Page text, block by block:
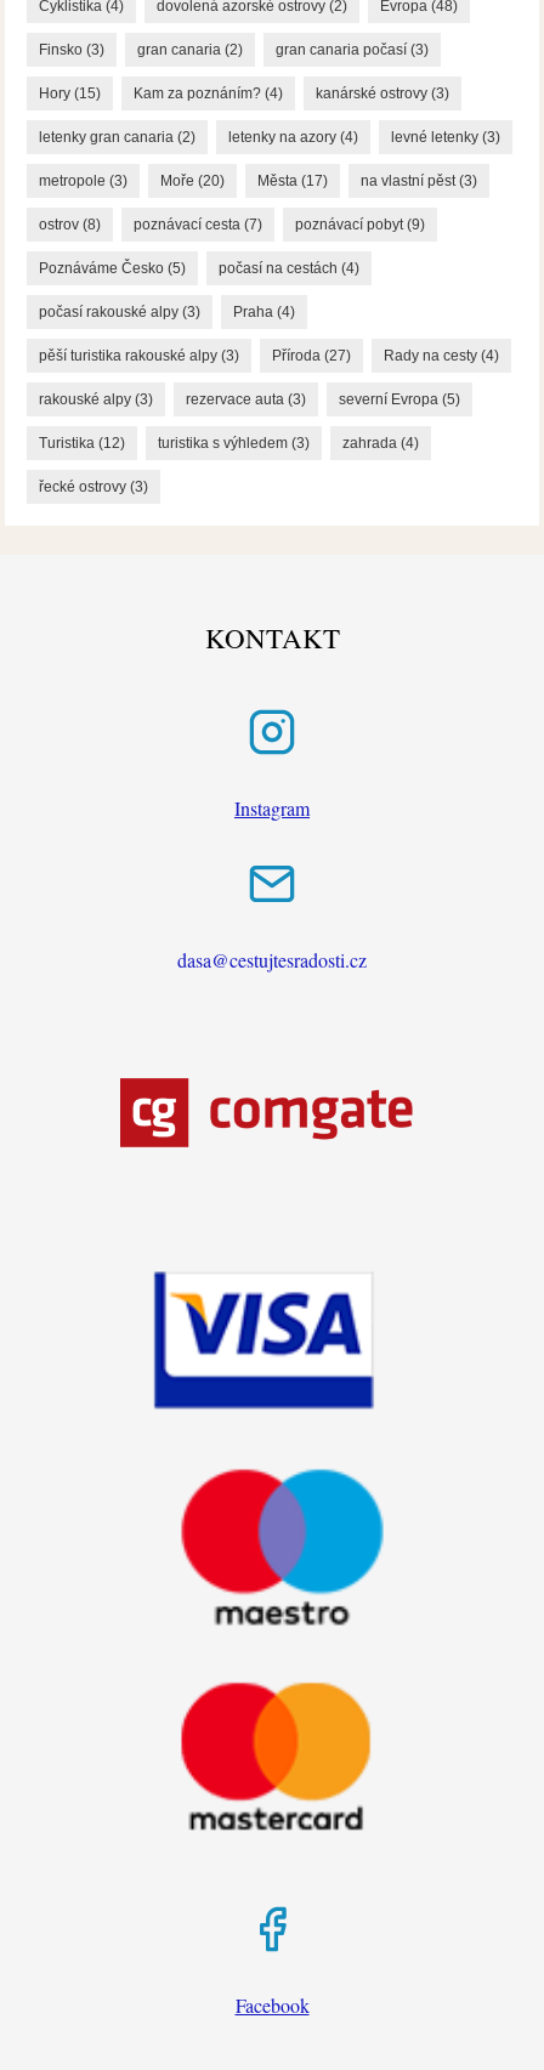
Cyklistika (4) dovolená azorské ostrovy (2) Evropa (48)
Finsko (3) gran canaria (2) gran canaria počasí (3)
Hory (15) Kam za poznáním? (4) kanárské ostrovy (3)
letenky gran canaria (2) letenky na azory (4) levné letenky (3)
metropole (3) Moře (20) Města (17) na vlastní pěst(3)
ostrov (8) poznávací cesta (7) poznávací pobyt(9)
Poznáváme Česko (5) počasí na cestách (4)
počasí rakouské alpy (3) Praha (4)
pěší turistika rakouské alpy (3) Příroda (27) Rady na cesty (4)
rakouské alpy (3) rezervace auta (3) severní Evropa (5)
Turistika (12) turistika s výhledem (3) zahrada (4)
řecké ostrovy (3)
KONTAKT
Instagram
dasa@cestujtesradosti.cz
Facebook